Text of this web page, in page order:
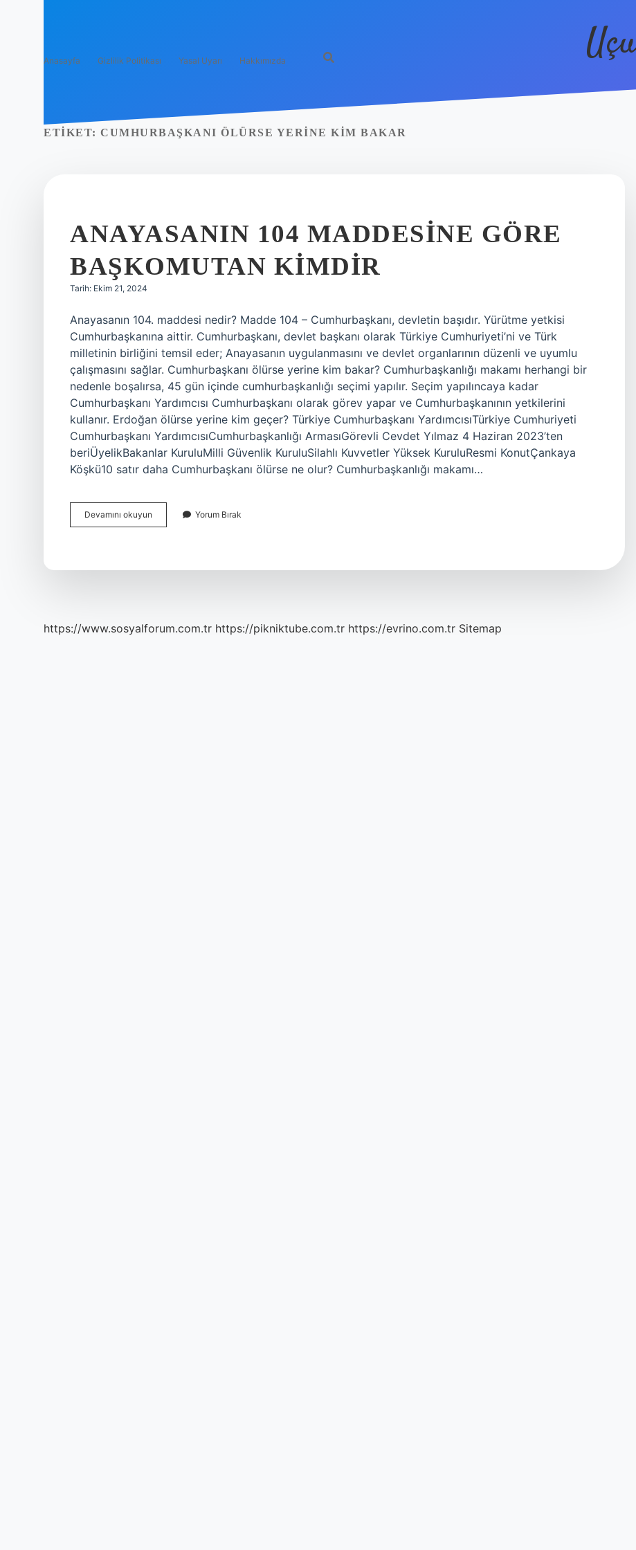
Anasayfa Gizlilik Politikası Yasal Uyarı Hakkımızda
ETIKET: CUMHURBAŞKANI ÖLÜRSE YERINE KIM BAKAR
ANAYASANIN 104 MADDESINE GÖRE
BAŞKOMUTAN KIMDIR
Tarih: Ekim 21, 2024
Anayasanın 104. maddesi nedir? Madde 104 – Cumhurbaşkanı, devletin başıdır. Yürütme yetkisi
Cumhurbaşkanına aittir. Cumhurbaşkanı, devlet başkanı olarak Türkiye Cumhuriyeti’ni ve Türk
milletinin birliğini temsil eder; Anayasanın uygulanmasını ve devlet organlarının düzenli ve uyumlu
çalışmasını sağlar. Cumhurbaşkanı ölürse yerine kim bakar? Cumhurbaşkanlığı makamı herhangi bir
nedenle boşalırsa, 45 gün içinde cumhurbaşkanlığı seçimi yapılır. Seçim yapılıncaya kadar
Cumhurbaşkanı Yardımcısı Cumhurbaşkanı olarak görev yapar ve Cumhurbaşkanının yetkilerini
kullanır. Erdoğan ölürse yerine kim geçer? Türkiye Cumhurbaşkanı YardımcısıTürkiye Cumhuriyeti
Cumhurbaşkanı YardımcısıCumhurbaşkanlığı ArmasıGörevli Cevdet Yılmaz 4 Haziran 2023’ten
beriÜyelikBakanlar KuruluMilli Güvenlik KuruluSilahlı Kuvvetler Yüksek KuruluResmi KonutÇankaya
Köşkü10 satır daha Cumhurbaşkanı ölürse ne olur? Cumhurbaşkanlığı makamı…
Devamını okuyun Anayasanın
104
Yorum Bırak
https://www.sosyalforum.com.tr https://pikniktube.com.tr https://evrino.com.tr Sitemap